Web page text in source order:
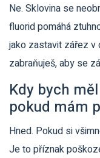
Ne. Sklovina se
fluorid pomáhá
jako zastavit zářez v
zabraňuješ, aby se
Kdy bych
pokud mám
Hned. Pokud si
Je to příznak